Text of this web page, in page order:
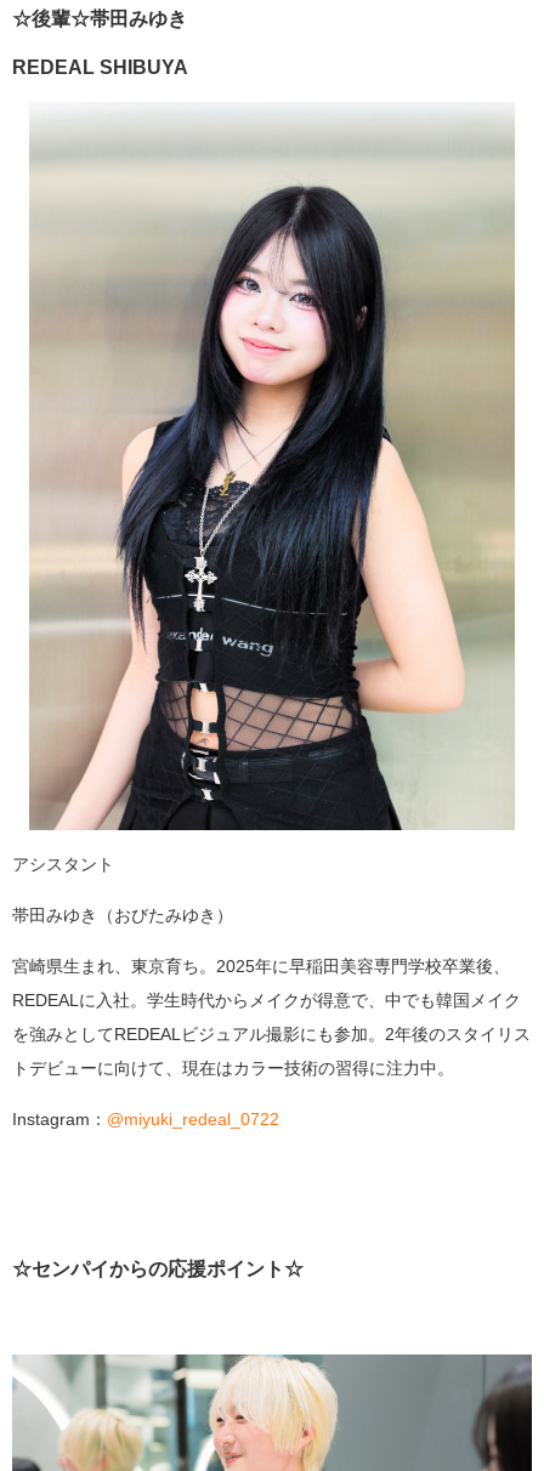
☆後輩☆帯田みゆき
REDEAL SHIBUYA
アシスタント
帯田みゆき（おびたみゆき）
宮崎県生まれ、東京育ち。2025年に早稲田美容専門学校卒業後、
REDEALに入社。学生時代からメイクが得意で、中でも韓国メイク
を強みとしてREDEALビジュアル撮影にも参加。2年後のスタイリス
トデビューに向けて、現在はカラー技術の習得に注力中。
Instagram： @miyuki_redeal_0722
☆センパイからの応援ポイント☆